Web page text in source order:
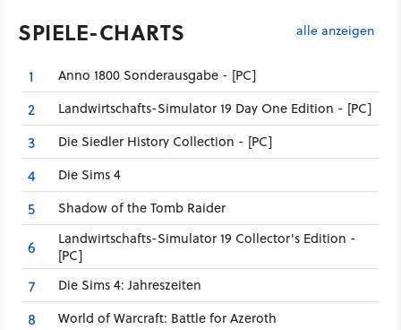
SPIELE-CHARTS alle anzeigen
1 Anno 1800 Sonderausgabe - [PC]
2 Landwirtschafts-Simulator 19 Day One Edition - [PC]
3 Die Siedler History Collection - [PC]
4 Die Sims 4
5 Shadow of the Tomb Raider
6
Landwirtschafts-Simulator 19 Collector's Edition -
[PC]
7 Die Sims 4: Jahreszeiten
8 World of Warcraft: Battle for Azeroth